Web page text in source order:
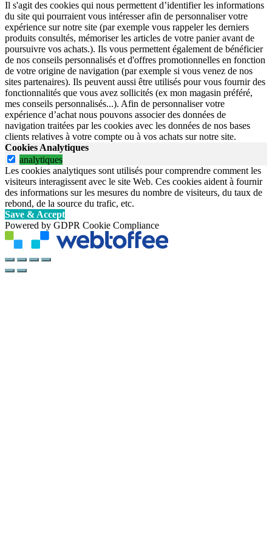
Il s'agit des cookies qui nous permettent d’identifier les informations
du site qui pourraient vous intéresser afin de personnaliser votre
expérience sur notre site (par exemple vous rappeler les derniers
produits consultés, mémoriser les articles de votre panier avant de
poursuivre vos achats.). Ils vous permettent également de bénéficier
de nos conseils personnalisés et d'offres promotionnelles en fonction
de votre origine de navigation (par exemple si vous venez de nos
sites partenaires). Ils peuvent aussi être utilisés pour vous fournir des
fonctionnalités que vous avez sollicités (ex mon magasin préféré,
mes conseils personnalisés...). Afin de personnaliser votre
expérience d’achat nous pouvons associer des données de
navigation traitées par les cookies avec les données de nos bases
clients relatives à votre compte ou à vos achats sur notre site.
Cookies Analytiques
analytiques
Les cookies analytiques sont utilisés pour comprendre comment les
visiteurs interagissent avec le site Web. Ces cookies aident à fournir
des informations sur les mesures du nombre de visiteurs, du taux de
rebond, de la source du trafic, etc.
Save & Accept
Powered by GDPR Cookie Compliance